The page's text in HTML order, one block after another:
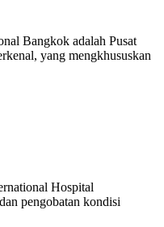
Bangkok adalah Pusat
yang mengkhususkan
Hospital
pengobatan kondisi